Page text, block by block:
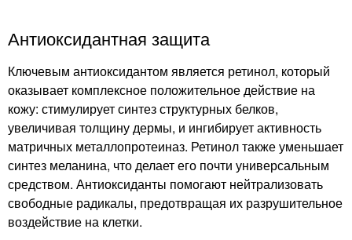
Антиоксидантная защита
Ключевым антиоксидантом является ретинол, который
оказывает комплексное положительное действие на
кожу: стимулирует синтез структурных белков,
увеличивая толщину дермы, и ингибирует активность
матричных металлопротеиназ. Ретинол также уменьшает
синтез меланина, что делает его почти универсальным
средством. Антиоксиданты помогают нейтрализовать
свободные радикалы, предотвращая их разрушительное
воздействие на клетки.